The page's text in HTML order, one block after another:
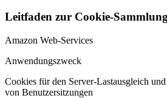
Leitfaden zur Cookie-Sammlung
Amazon Web-Services
Anwendungszweck
Cookies für den Server-Lastausgleich
von Benutzersitzungen